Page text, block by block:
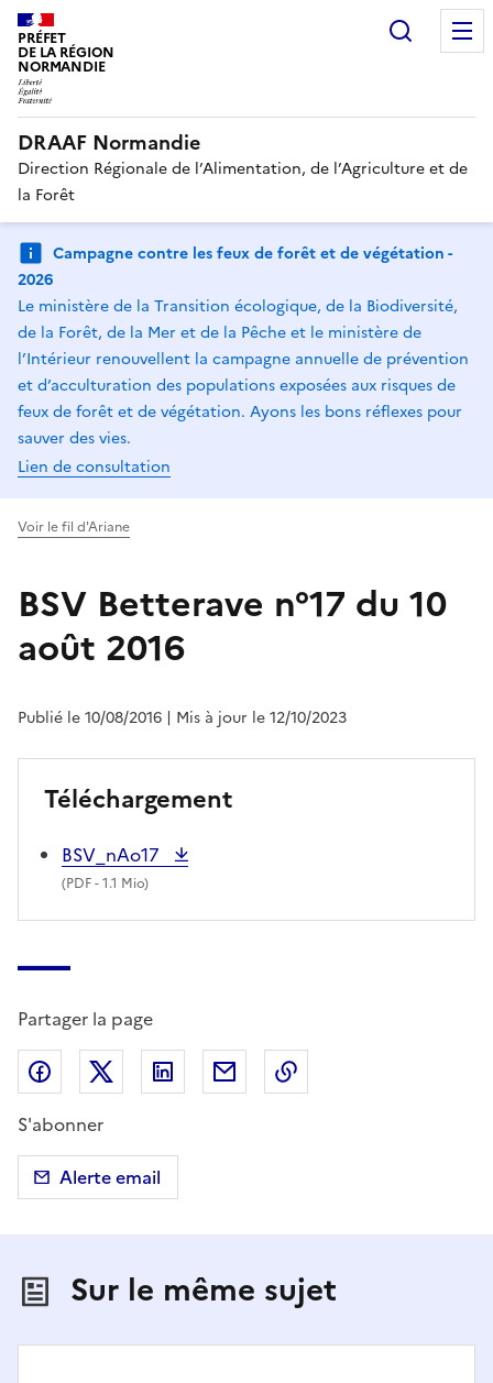
PRÉFET
DE LA RÉGION
NORMANDIE
DRAAF Normandie
Direction Régionale de l’Alimentation, de l’Agriculture et de
la Forêt
Campagne contre les feux de forêt et de végétation -
2026
Le ministère de la Transition écologique, de la Biodiversité,
de la Forêt, de la Mer et de la Pêche et le ministère de
l’Intérieur renouvellent la campagne annuelle de prévention
et d’acculturation des populations exposées aux risques de
feux de forêt et de végétation. Ayons les bons réflexes pour
sauver des vies.
Lien de consultation
Voir le fil d'Ariane
BSV Betterave n°17 du 10
août 2016
Publié le 10/08/2016 | Mis à jour le 12/10/2023
Téléchargement
BSV_nAo17
(PDF- 1.1 Mio)
Partager la page
Partager sur Facebook
Partager sur X (anciennement Twitter)
Partager sur LinkedIn
Partager par email
S'abonner
Alerte email
Sur le même sujet